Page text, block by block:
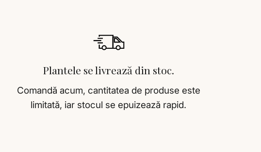
Plantele se livrează din stoc.
Comandă acum, cantitatea de produse este
limitată, iar stocul se epuizează rapid.